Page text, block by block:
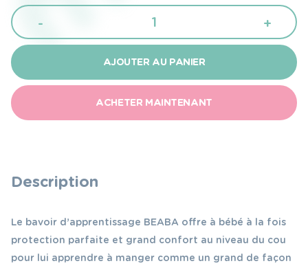
-
quantité
de
Beaba
Bavoir
d'apprentissage
Rose
+
AJOUTER AU PANIER
ACHETER MAINTENANT
Description
Le bavoir d’apprentissage BEABA offre à bébé à la fois
protection parfaite et grand confort au niveau du cou
pour lui apprendre à manger comme un grand de façon